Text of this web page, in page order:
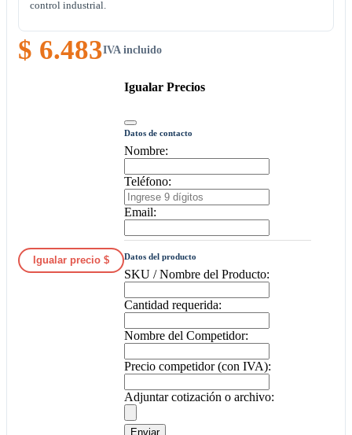
control industrial.
$ 6.483IVA incluido
Igualar precio $
Igualar Precios
Datos de contacto
Nombre:
Teléfono:
Email:
Datos del producto
SKU / Nombre del Producto:
Cantidad requerida:
Nombre del Competidor:
Precio competidor (con IVA):
Adjuntar cotización o archivo:
Enviar